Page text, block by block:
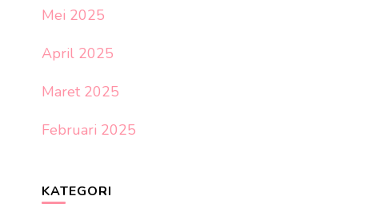
Mei 2025
April 2025
Maret 2025
Februari 2025
KATEGORI